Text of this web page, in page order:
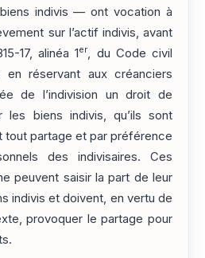
indivis — ont vocation à
sur l’actif indivis, avant
17, alinéa 1er, du Code civil
réservant aux créanciers
de l’indivision un droit de
les biens indivis, qu’ils sont
tout partage et par préférence
des indivisaires. Ces
peuvent saisir la part de leur
indivis et doivent, en vertu de
provoquer le partage pour